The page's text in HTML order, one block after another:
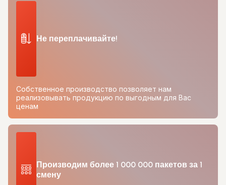
Не переплачивайте!
Собственное производство позволяет нам
реализовывать продукцию по выгодным для Вас
ценам
Производим более 1 000 000 пакетов за 1
смену